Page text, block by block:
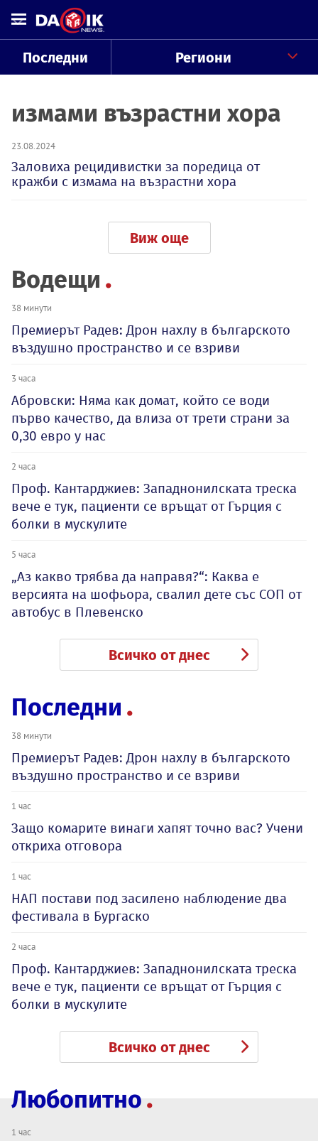
Последни Региони
измами възрастни хора
23.08.2024
Заловиха рецидивистки за поредица от
кражби с измама на възрастни хора
Виж още
Водещи
38 минути
Премиерът Радев: Дрон нахлу в българското
въздушно пространство и се взриви
3 часа
Абровски: Няма как домат, който се води
първо качество, да влиза от трети страни за
0,30 евро у нас
2 часа
Проф. Кантарджиев: Западнонилската треска
вече е тук, пациенти се връщат от Гърция с
болки в мускулите
5 часа
„Аз какво трябва да направя?“: Каква е
версията на шофьора, свалил дете със СОП от
автобус в Плевенско
Всичко от днес
Последни
38 минути
Премиерът Радев: Дрон нахлу в българското
въздушно пространство и се взриви
1 час
Защо комарите винаги хапят точно вас? Учени
откриха отговора
1 час
НАП постави под засилено наблюдение два
фестивала в Бургаско
2 часа
Проф. Кантарджиев: Западнонилската треска
вече е тук, пациенти се връщат от Гърция с
болки в мускулите
Всичко от днес
Любопитно
1 час